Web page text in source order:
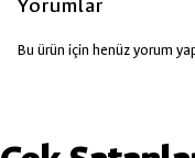
Yorumlar
Bu ürün için henüz yorum